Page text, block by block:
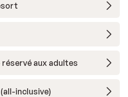
aux adultes
inclusive)